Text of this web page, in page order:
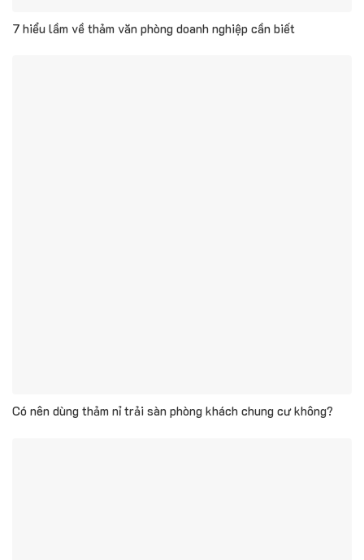
7 hiểu lầm về thảm văn phòng doanh nghiệp cần biết
Có nên dùng thảm nỉ trải sàn phòng khách chung cư không?